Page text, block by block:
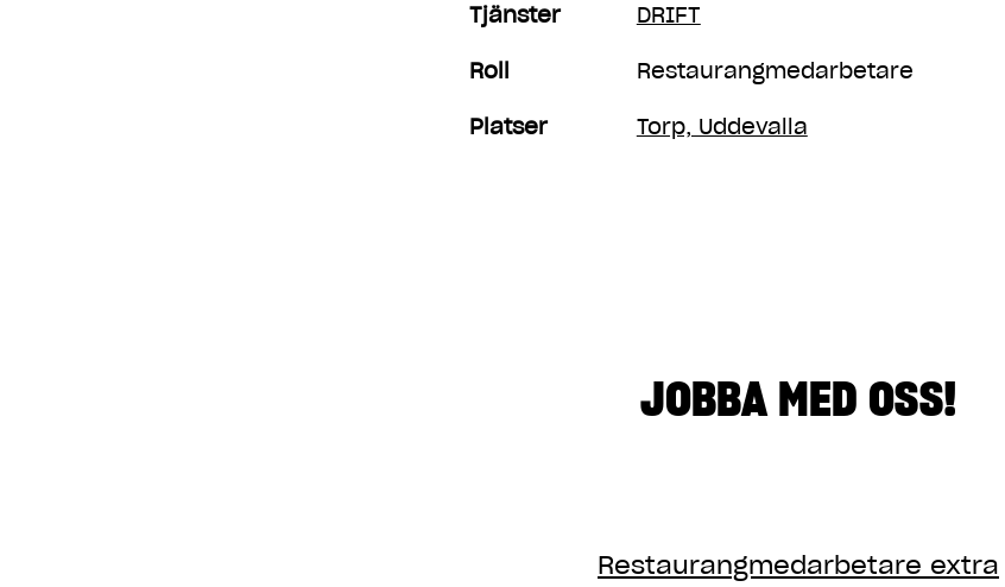
Tjänster DRIFT
Roll Restaurangmedarbetare
Platser Torp, Uddevalla
JOBBA MED OSS!
Restaurangmedarbetare extra